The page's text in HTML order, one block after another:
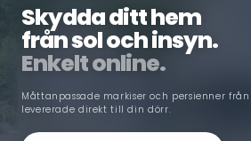
Skydda ditt hem
från sol och insyn.
Enkelt online.
Måttanpassade markiser och persienner från
levererade direkt till din dörr.